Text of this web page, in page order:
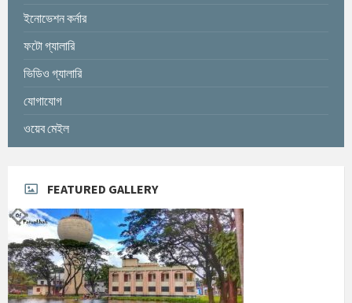
ইনোভেশন কর্নার
ফটো গ্যালারি
ভিডিও গ্যালারি
যোগাযোগ
ওয়েব মেইল
FEATURED GALLERY